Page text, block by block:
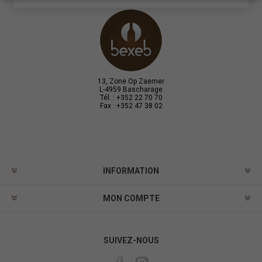
13, Zone Op Zaemer
L-4959 Bascharage
Tél. : +352 22 70 70
Fax : +352 47 38 02
INFORMATION
MON COMPTE
SUIVEZ-NOUS